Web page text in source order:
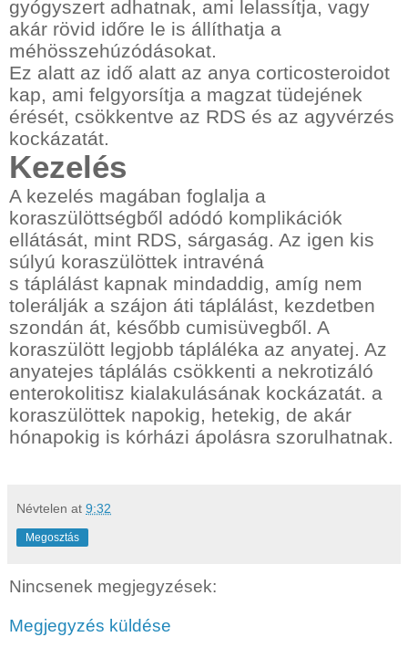
gyógyszert adhatnak, ami lelassítja, vagy
akár rövid időre le is állíthatja a
méhösszehúzódásokat.
Ez alatt az idő alatt az anya corticosteroidot
kap, ami felgyorsítja a magzat tüdejének
érését, csökkentve az RDS és az agyvérzés
kockázatát.
Kezelés
A kezelés magában foglalja a
koraszülöttségből adódó komplikációk
ellátását, mint RDS, sárgaság. Az igen kis
súlyú koraszülöttek intravéná
s táplálást kapnak mindaddig, amíg nem
tolerálják a szájon áti táplálást, kezdetben
szondán át, később cumisüvegből. A
koraszülött legjobb tápláléka az anyatej. Az
anyatejes táplálás csökkenti a nekrotizáló
enterokolitisz kialakulásának kockázatát. a
koraszülöttek napokig, hetekig, de akár
hónapokig is kórházi ápolásra szorulhatnak.
Névtelen at 9:32
Megosztás
Nincsenek megjegyzések:
Megjegyzés küldése